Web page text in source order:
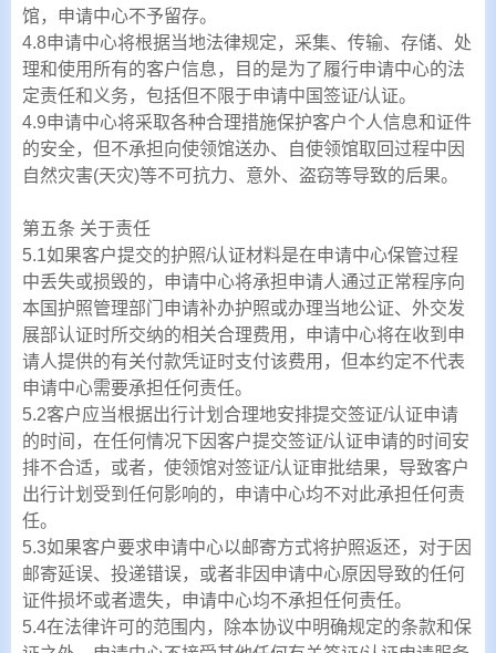
馆，申请中心不予留存。
4.8申请中心将根据当地法律规定，采集、传输、存储、处
理和使用所有的客户信息，目的是为了履行申请中心的法
定责任和义务，包括但不限于申请中国签证/认证。
4.9申请中心将采取各种合理措施保护客户个人信息和证件
的安全，但不承担向使领馆送办、自使领馆取回过程中因
自然灾害(天灾)等不可抗力、意外、盗窃等导致的后果。
第五条 关于责任
5.1如果客户提交的护照/认证材料是在申请中心保管过程
中丢失或损毁的，申请中心将承担申请人通过正常程序向
本国护照管理部门申请补办护照或办理当地公证、外交发
展部认证时所交纳的相关合理费用，申请中心将在收到申
请人提供的有关付款凭证时支付该费用，但本约定不代表
申请中心需要承担任何责任。
5.2客户应当根据出行计划合理地安排提交签证/认证申请
的时间，在任何情况下因客户提交签证/认证申请的时间安
排不合适，或者，使领馆对签证/认证审批结果，导致客户
出行计划受到任何影响的，申请中心均不对此承担任何责
任。
5.3如果客户要求申请中心以邮寄方式将护照返还，对于因
邮寄延误、投递错误，或者非因申请中心原因导致的任何
证件损坏或者遗失，申请中心均不承担任何责任。
5.4在法律许可的范围内，除本协议中明确规定的条款和保